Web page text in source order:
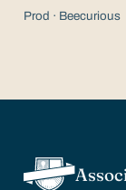
Prod · Beecurious